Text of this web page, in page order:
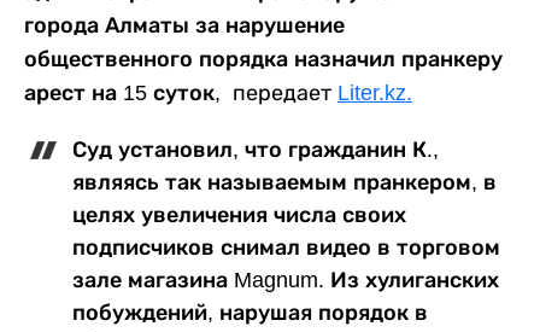
города Алматы за нарушение
общественного порядка назначил пранкеру
арест на 15 суток, передает Liter.kz.
Суд установил, что гражданин К.,
являясь так называемым пранкером, в
целях увеличения числа своих
подписчиков снимал видео в торговом
зале магазина Magnum. Из хулиганских
побуждений, нарушая порядок в